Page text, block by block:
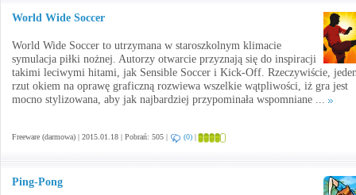
World Wide Soccer
World Wide Soccer to utrzymana w staroszkolnym klimacie
symulacja piłki nożnej. Autorzy otwarcie przyznają się do inspiracji
takimi leciwymi hitami, jak Sensible Soccer i Kick-Off. Rzeczywiście,
rzut okiem na oprawę graficzną rozwiewa wszelkie wątpliwości, iż gra jest
mocno stylizowana, aby jak najbardziej przypominała wspomniane ...
Freeware (darmowa) | 2015.01.18 | Pobrań: 505 | (0) |
Ping-Pong